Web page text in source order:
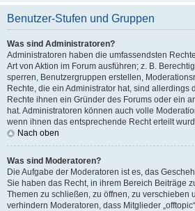
Benutzer-Stufen und Gruppen
Was sind Administratoren?
Administratoren haben die umfassendsten
Art von Aktion im Forum ausführen; z. B.
sperren, Benutzergruppen erstellen,
Rechte, die ein Administrator hat, sind allerdings
Rechte ihnen ein Gründer des Forums oder ein
hat. Administratoren können auch volle
wenn ihnen das entsprechende Recht erteilt
Nach oben
Was sind Moderatoren?
Die Aufgabe der Moderatoren ist es, das
Sie haben das Recht, in ihrem Bereich Beiträge
Themen zu schließen, zu öffnen, zu verschieben
verhindern Moderatoren, dass Mitglieder